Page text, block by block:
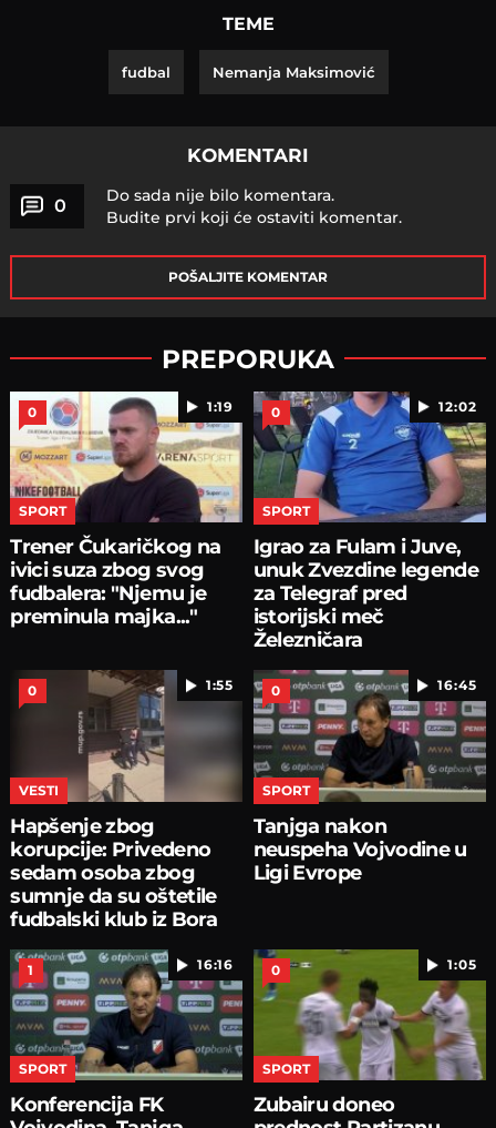
TEME
fudbal Nemanja Maksimović
KOMENTARI
0
Do sada nije bilo komentara.
Budite prvi koji će ostaviti komentar.
POŠALJITE KOMENTAR
PREPORUKA
1:19
0
SPORT
Trener Čukaričkog na
ivici suza zbog svog
fudbalera: "Njemu je
preminula majka..."
12:02
0
SPORT
Igrao za Fulam i Juve,
unuk Zvezdine legende
za Telegraf pred
istorijski meč
Železničara
1:55
0
VESTI
Hapšenje zbog
korupcije: Privedeno
sedam osoba zbog
sumnje da su oštetile
fudbalski klub iz Bora
16:45
0
SPORT
Tanjga nakon
neuspeha Vojvodine u
Ligi Evrope
16:16
1
SPORT
Konferencija FK
1:05
0
SPORT
Zubairu doneo